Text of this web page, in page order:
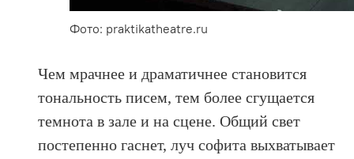
Фото: praktikatheatre.ru
Чем мрачнее и драматичнее становится
тональность писем, тем более сгущается
темнота в зале и на сцене. Общий свет
постепенно гаснет, луч софита выхватывает